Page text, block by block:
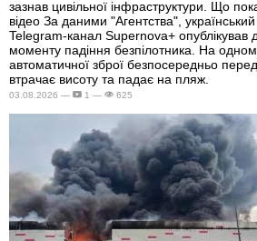
зазнав цивільної інфраструктури. Що
відео За даними "Агентства",
Telegram-канал Supernova+ опублікував
моменту падіння безпілотника. На
автоматичної зброї безпосередньо
втрачає висоту та падає на пляж.
03.08.2026 — 1 — 625